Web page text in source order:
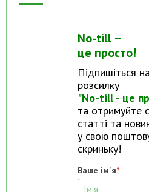
No-till –
це просто!
Підпишіться
розсилку
"No-till - це
та отримуйте
статті та
у свою
скриньку!
Ваше ім'я*